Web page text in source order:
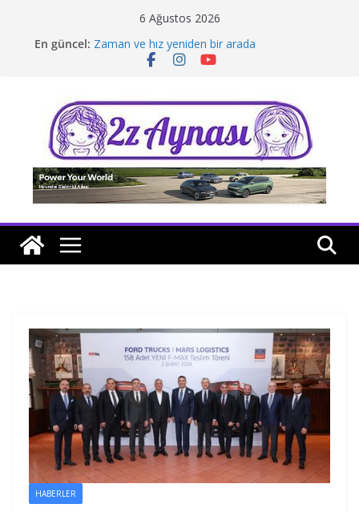
6 Ağustos 2026
En güncel: Zaman ve hız yeniden bir arada
Borusan Next Bodrum’da açıldı
Tatil rotasında test sürüşü
HABERLER